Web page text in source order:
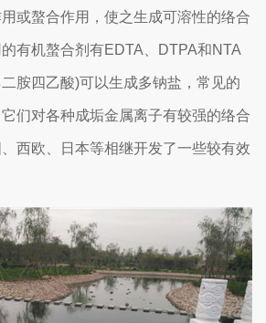
或螯合作用，使之生成可溶性的络合
有机螯合剂有EDTA、DTPA和NTA
胺四乙酸)可以生成多钠盐，常见的
们对各种成垢金属离子有较强的络合
西欧、日本等相继开发了一些较有效